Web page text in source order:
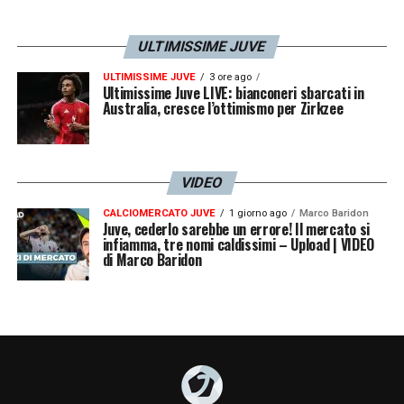
ULTIMISSIME JUVE
ULTIMISSIME JUVE 3 ore ago
Ultimissime Juve LIVE: bianconeri sbarcati in
Australia, cresce l’ottimismo per Zirkzee
VIDEO
CALCIOMERCATO JUVE 1 giorno ago Marco Baridon
Juve, cederlo sarebbe un errore! Il mercato si
infiamma, tre nomi caldissimi – Upload | VIDEO
di Marco Baridon